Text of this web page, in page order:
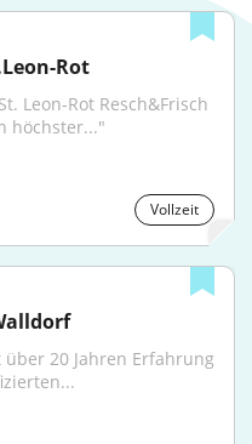
Rot
Leon-Rot Resch&Frisch
höchster..."
Vollzeit
20 Jahren Erfahrung